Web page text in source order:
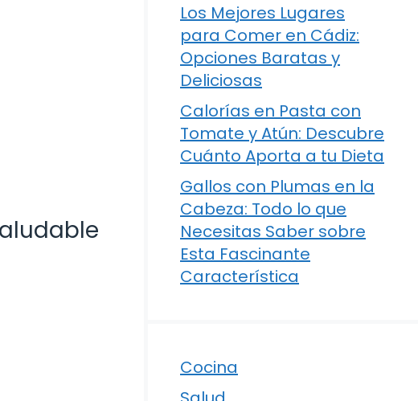
Los Mejores Lugares
para Comer en Cádiz:
Opciones Baratas y
Deliciosas
Calorías en Pasta con
Tomate y Atún: Descubre
Cuánto Aporta a tu Dieta
Gallos con Plumas en la
Cabeza: Todo lo que
Necesitas Saber sobre
Esta Fascinante
Característica
Cocina